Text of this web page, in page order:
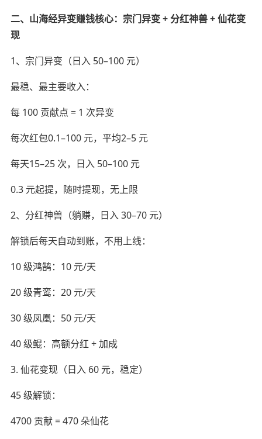
二、山海经异变赚钱核心：宗门异变 + 分红神兽 + 仙花变
现
1、宗门异变（日入 50–100 元）
最稳、最主要收入：
每 100 贡献点 = 1 次异变
每次红包0.1–100 元，平均2–5 元
每天15–25 次，日入 50–100 元
0.3 元起提，随时提现，无上限
2、分红神兽（躺赚，日入 30–70 元）
解锁后每天自动到账，不用上线：
10 级鸿鹄：10 元/天
20 级青鸾：20 元/天
30 级凤凰：50 元/天
40 级鲲：高额分红 + 加成
3. 仙花变现（日入 60 元，稳定）
45 级解锁：
4700 贡献 = 470 朵仙花